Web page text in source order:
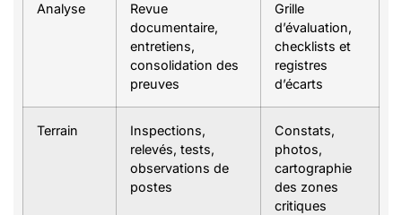
Analyse
Revue
documentaire,
entretiens,
consolidation des
preuves
Grille
d’évaluation,
checklists et
registres
d’écarts
Terrain
Inspections,
relevés, tests,
observations de
postes
Constats,
photos,
cartographie
des zones
critiques